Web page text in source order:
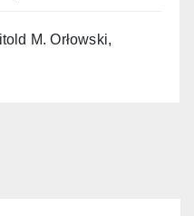
M. Orłowski,